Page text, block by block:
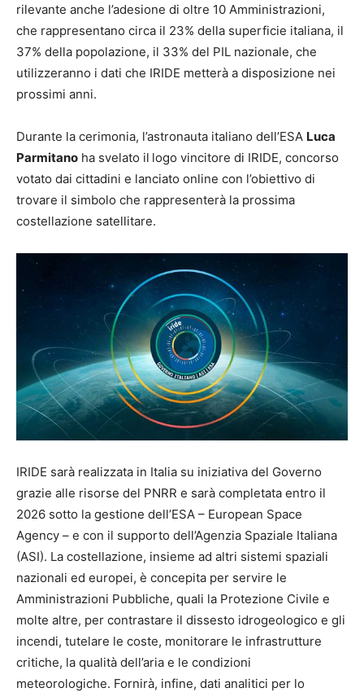
rilevante anche l’adesione di oltre 10 Amministrazioni,
che rappresentano circa il 23% della superficie italiana, il
37% della popolazione, il 33% del PIL nazionale, che
utilizzeranno i dati che IRIDE metterà a disposizione nei
prossimi anni.
Durante la cerimonia, l’astronauta italiano dell’ESA Luca
Parmitano ha svelato il logo vincitore di IRIDE, concorso
votato dai cittadini e lanciato online con l’obiettivo di
trovare il simbolo che rappresenterà la prossima
costellazione satellitare.
IRIDE sarà realizzata in Italia su iniziativa del Governo
grazie alle risorse del PNRR e sarà completata entro il
2026 sotto la gestione dell’ESA – European Space
Agency – e con il supporto dell’Agenzia Spaziale Italiana
(ASI). La costellazione, insieme ad altri sistemi spaziali
nazionali ed europei, è concepita per servire le
Amministrazioni Pubbliche, quali la Protezione Civile e
molte altre, per contrastare il dissesto idrogeologico e gli
incendi, tutelare le coste, monitorare le infrastrutture
critiche, la qualità dell’aria e le condizioni
meteorologiche. Fornirà, infine, dati analitici per lo